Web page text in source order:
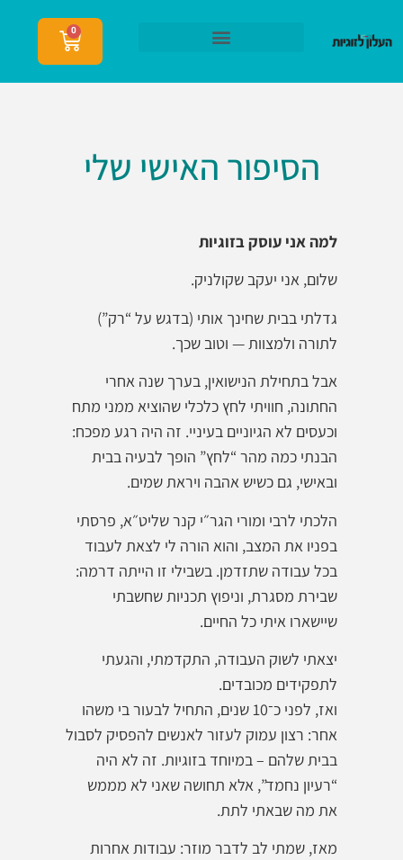
0
הסיפור האישי שלי
למה אני עוסק בזוגיות
שלום, אני יעקב שקולניק.
גדלתי בבית שחינך אותי (בדגש על “רק”)
לתורה ולמצוות — וטוב שכך.
אבל בתחילת הנישואין, בערך שנה אחרי
החתונה, חוויתי לחץ כלכלי שהוציא ממני מתח
וכעסים לא הגיוניים בעיניי. זה היה רגע מפכח:
הבנתי כמה מהר “לחץ” הופך לבעיה בבית
ובאישי, גם כשיש אהבה ויראת שמים.
הלכתי לרבי ומורי הגר״י קנר שליט״א, פרסתי
בפניו את המצב, והוא הורה לי לצאת לעבוד
בכל עבודה שתזדמן. בשבילי זו הייתה דרמה:
שבירת מסגרת, וניפוץ תכניות שחשבתי
שיישארו איתי כל החיים.
יצאתי לשוק העבודה, התקדמתי, והגעתי
לתפקידים מכובדים.
ואז, לפני כ־10 שנים, התחיל לבעור בי משהו
אחר: רצון עמוק לעזור לאנשים להפסיק לסבול
בבית שלהם – במיוחד בזוגיות. זה לא היה
“רעיון נחמד”, אלא תחושה שאני לא מממש
את מה שבאתי לתת.
מאז, שמתי לב לדבר מוזר: עבודות אחרות